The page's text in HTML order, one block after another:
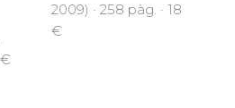
2009) · 258 pàg. · 18
€